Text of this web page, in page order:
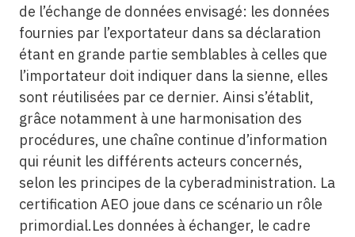
de l’échange de données envisagé: les données
fournies par l’exportateur dans sa déclaration
étant en grande partie semblables à celles que
l’importateur doit indiquer dans la sienne, elles
sont réutilisées par ce dernier. Ainsi s’établit,
grâce notamment à une harmonisation des
procédures, une chaîne continue d’information
qui réunit les différents acteurs concernés,
selon les principes de la cyberadministration. La
certification AEO joue dans ce scénario un rôle
primordial.Les données à échanger, le cadre